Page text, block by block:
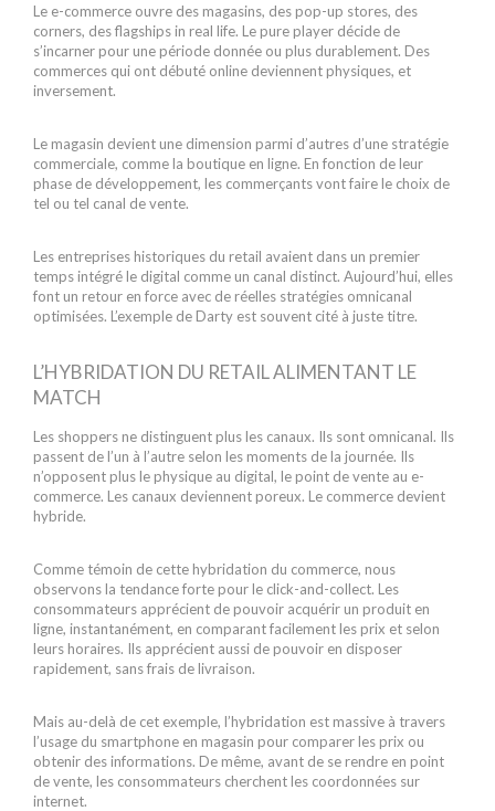
Le e-commerce ouvre des magasins, des pop-up stores, des
corners, des flagships in real life. Le pure player décide de
s’incarner pour une période donnée ou plus durablement. Des
commerces qui ont débuté online deviennent physiques, et
inversement.
Le magasin devient une dimension parmi d’autres d’une stratégie
commerciale, comme la boutique en ligne. En fonction de leur
phase de développement, les commerçants vont faire le choix de
tel ou tel canal de vente.
Les entreprises historiques du retail avaient dans un premier
temps intégré le digital comme un canal distinct. Aujourd’hui, elles
font un retour en force avec de réelles stratégies omnicanal
optimisées. L’exemple de Darty est souvent cité à juste titre.
L’HYBRIDATION DU RETAIL ALIMENTANT LE
MATCH
Les shoppers ne distinguent plus les canaux. Ils sont omnicanal. Ils
passent de l’un à l’autre selon les moments de la journée. Ils
n’opposent plus le physique au digital, le point de vente au e-
commerce. Les canaux deviennent poreux. Le commerce devient
hybride.
Comme témoin de cette hybridation du commerce, nous
observons la tendance forte pour le click-and-collect. Les
consommateurs apprécient de pouvoir acquérir un produit en
ligne, instantanément, en comparant facilement les prix et selon
leurs horaires. Ils apprécient aussi de pouvoir en disposer
rapidement, sans frais de livraison.
Mais au-delà de cet exemple, l’hybridation est massive à travers
l’usage du smartphone en magasin pour comparer les prix ou
obtenir des informations. De même, avant de se rendre en point
de vente, les consommateurs cherchent les coordonnées sur
internet.